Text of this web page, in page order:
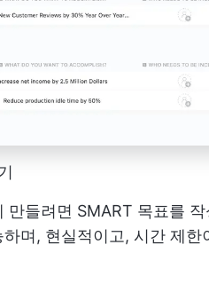
들려면 SMART 목표를
며, 현실적이고, 시간 제한